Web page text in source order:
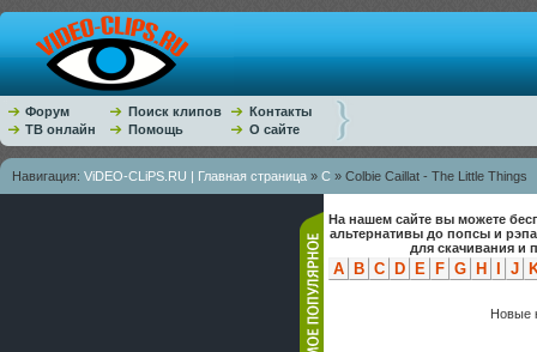
Форум Поиск клипов
Контакты
ТВ онлайн
Помощь О сайте
Навигация: ViDEO-CLiPS.RU | Главная страница » C » Colbie Caillat - The Little Things
На нашем сайте вы можете
альтернативы до попсы и
для скачивания и
A B C D E F G H J
Новые